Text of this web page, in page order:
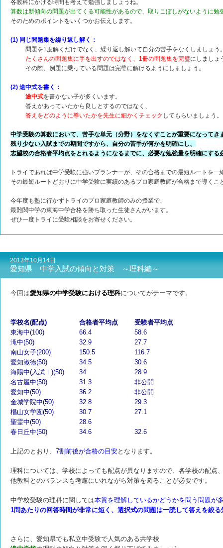
各教科にかける時間も考えて勉強しましょうね。
算数は新傾向の問題が出てくる可能性があるので、取りこぼしがないように勉
そのためのポイントをいくつかお伝えします。
(1) 同じ問題集を繰り返し解く：
問題を1度解くだけでなく、繰り返し解いて自分の苦手をなくしましょう
たくさんの問題集に手を出すのではなく、1冊の問題集を完璧にしましょ
その際、例題に乗っている問題は完璧に解けるようにしましょう。
(2) 途中式を書く：
途中式を書かない子が多くいます。
答えがあっていたから良しとするのではなく、
答えをどのように導いたかを先生に細かくチェック してもらいましょう。
中学受験の算数において、苦手な単元（分野）をなくすことが重要になってき
残り少ない入試までの期間ですから、自分の苦手が何かを明確にし、
志望校の合格者平均点をとれるようになるまでに、必要な勉強量を明確にする
トライであれば中学受験に強いプランナーが、その合格までの最短ルートを一
その最短ルートどおりに中学受験に実績のあるプロ家庭教師が合格まで導くこ
今年度も塾に行かずトライのプロ家庭教師のみの授業で、
最難関中学の東海中学合格を勝ち取った生徒さんがいます。
ぜひ一度トライに受験相談をお寄せください。
2013年10月14日
愛知県 中学入試の傾向と対策 ～理科編～
今回は愛知県の中学受験における理科についてがテーマです。
学校名(配点) 合格者平均点
受験者平均点
東海中(100)
66.4
58.6
滝中(50)
32.9
27.7
南山女子(200)
150.5
116.7
愛知淑徳(50)
34.5
30.6
海陽中(入試Ⅰ)(50)
34
28.9
名古屋中(50)
31.3
非公開
愛知中(50)
36.2
非公開
金城学院中(50)
32.8
29.3
椙山女学園(50)
30.7
27.1
聖霊中(50)
28.6
春日丘中(50)
34.6 32.6
上記のとおり、 7割前後が合格の目安となります。
理科については、学校によっても配点が異なりますので、各学校の配点
他教科とのバランスも考慮にいれながら対策を図ることが必要です。
中学校受験の理科に関しては本質を理解しているかどうかを問う問題が
1問あたりの回答時間が非常に短く、選択式の問題は一読して答えを絞る
さらに、愛知県でも私立中受験で人気のある共学校